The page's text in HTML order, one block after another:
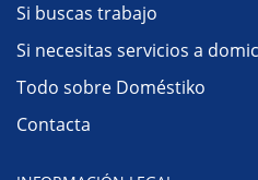
Si buscas trabajo
Si necesitas servicios a
Todo sobre Doméstiko
Contacta